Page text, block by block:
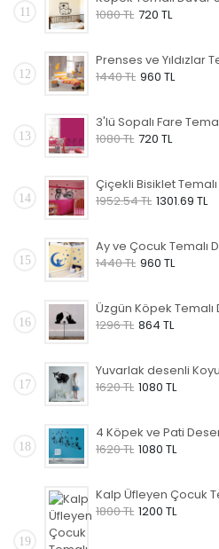
11
1080 TL 720 TL
12
1440 TL 960 TL
13
1080 TL 720 TL
14
1952.54 TL 1301.69 TL
15
1440 TL 960 TL
16
1296 TL 864 TL
17
1620 TL 1080 TL
18
1620 TL 1080 TL
19
1800 TL 1200 TL